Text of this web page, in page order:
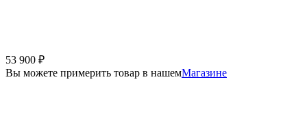
53 900 ₽
Вы можете примерить товар в нашемМагазине